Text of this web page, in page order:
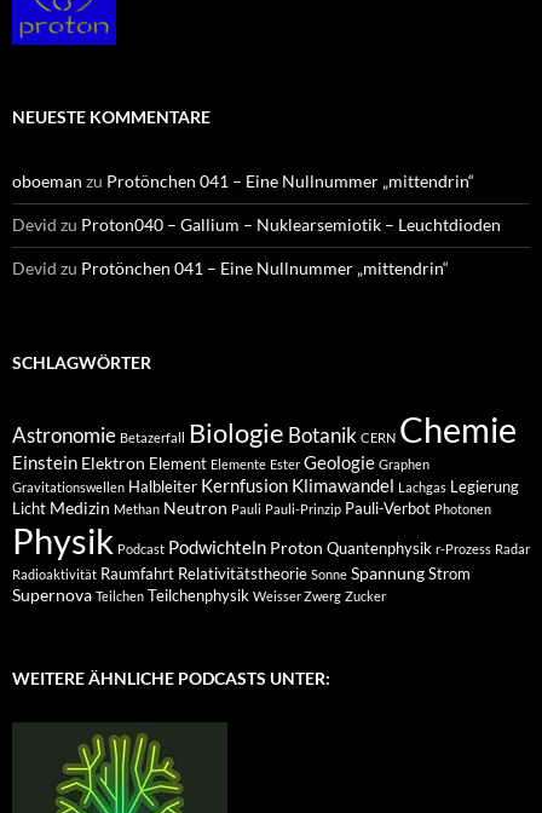
NEUESTE KOMMENTARE
oboeman zu Protönchen 041 – Eine Nullnummer „mittendrin“
Devid zu Proton040 – Gallium – Nuklearsemiotik – Leuchtdioden
Devid zu Protönchen 041 – Eine Nullnummer „mittendrin“
SCHLAGWÖRTER
Astronomie Betazerfall Biologie Botanik CERN Chemie
Einstein Elektron Element Elemente Ester Geologie Graphen
Gravitationswellen Halbleiter Kernfusion Klimawandel Lachgas Legierung
Licht Medizin Methan Neutron Pauli Pauli-Prinzip Pauli-Verbot Photonen
Physik Podcast Podwichteln Proton Quantenphysik r-Prozess Radar
Radioaktivität Raumfahrt Relativitätstheorie Sonne Spannung Strom
Supernova Teilchen Teilchenphysik Weisser Zwerg Zucker
WEITERE ÄHNLICHE PODCASTS UNTER: